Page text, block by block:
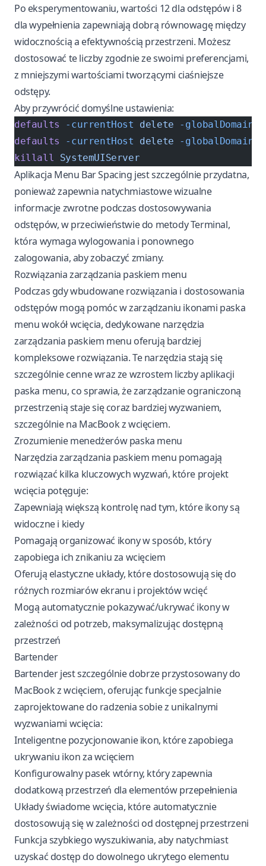
Po eksperymentowaniu, wartości 12 dla odstępów i 8
dla wypełnienia zapewniają dobrą równowagę między
widocznością a efektywnością przestrzeni. Możesz
dostosować te liczby zgodnie ze swoimi preferencjami,
z mniejszymi wartościami tworzącymi ciaśniejsze
odstępy.
Aby przywrócić domyślne ustawienia:
defaults -currentHost delete -globalDomain
defaults -currentHost delete -globalDomain
killall SystemUIServer
Aplikacja Menu Bar Spacing jest szczególnie przydatna,
ponieważ zapewnia natychmiastowe wizualne
informacje zwrotne podczas dostosowywania
odstępów, w przeciwieństwie do metody Terminal,
która wymaga wylogowania i ponownego
zalogowania, aby zobaczyć zmiany.
Rozwiązania zarządzania paskiem menu
Podczas gdy wbudowane rozwiązania i dostosowania
odstępów mogą pomóc w zarządzaniu ikonami paska
menu wokół wcięcia, dedykowane narzędzia
zarządzania paskiem menu oferują bardziej
kompleksowe rozwiązania. Te narzędzia stają się
szczególnie cenne wraz ze wzrostem liczby aplikacji
paska menu, co sprawia, że zarządzanie ograniczoną
przestrzenią staje się coraz bardziej wyzwaniem,
szczególnie na MacBook z wcięciem.
Zrozumienie menedżerów paska menu
Narzędzia zarządzania paskiem menu pomagają
rozwiązać kilka kluczowych wyzwań, które projekt
wcięcia potęguje:
Zapewniają większą kontrolę nad tym, które ikony są
widoczne i kiedy
Pomagają organizować ikony w sposób, który
zapobiega ich znikaniu za wcięciem
Oferują elastyczne układy, które dostosowują się do
różnych rozmiarów ekranu i projektów wcięć
Mogą automatycznie pokazywać/ukrywać ikony w
zależności od potrzeb, maksymalizując dostępną
przestrzeń
Bartender
Bartender jest szczególnie dobrze przystosowany do
MacBook z wcięciem, oferując funkcje specjalnie
zaprojektowane do radzenia sobie z unikalnymi
wyzwaniami wcięcia:
Inteligentne pozycjonowanie ikon, które zapobiega
ukrywaniu ikon za wcięciem
Konfigurowalny pasek wtórny, który zapewnia
dodatkową przestrzeń dla elementów przepełnienia
Układy świadome wcięcia, które automatycznie
dostosowują się w zależności od dostępnej przestrzeni
Funkcja szybkiego wyszukiwania, aby natychmiast
uzyskać dostęp do dowolnego ukrytego elementu